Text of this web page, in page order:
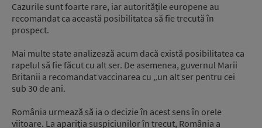
Cazurile sunt foarte rare, iar autoritățile europene au
recomandat ca această posibilitatea să fie trecută în
prospect.
Mai multe state analizează acum dacă există posibilitatea ca
rapelul să fie făcut cu alt ser. De asemenea, guvernul Marii
Britanii a recomandat vaccinarea cu „un alt ser pentru cei
sub 30 de ani.
România urmează să ia o decizie în acest sens în orele
viitoare. La apariția suspiciunilor în trecut, România a